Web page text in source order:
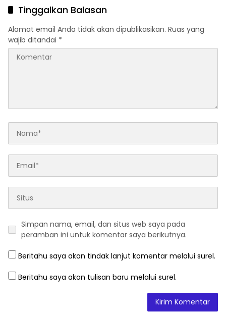
Tinggalkan Balasan
Alamat email Anda tidak akan dipublikasikan. Ruas yang
wajib ditandai *
Simpan nama, email, dan situs web saya pada
peramban ini untuk komentar saya berikutnya.
Beritahu saya akan tindak lanjut komentar melalui surel.
Beritahu saya akan tulisan baru melalui surel.